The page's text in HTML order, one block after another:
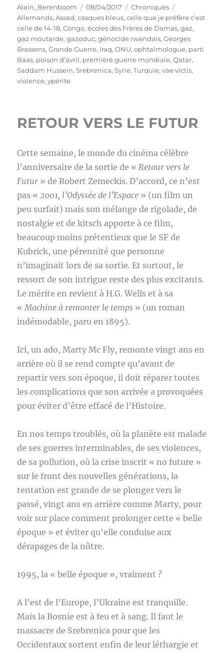
Auteur
Alain_Berenboom
Publié
le
08/04/2017 Catégories
Chroniques
Allemands,Assad,casques bleus,celle que je préfère c’est
celle de 14-18,Congo,écoles des Frères de Damas,gaz,
gaz moutarde,gazoduc,génocide rwandais,Georges
Brassens,Grande Guerre, Iraq,ONU,ophtalmologue, parti
Baas, poison d’avril, première guerre mondiale,Qatar,
Saddam Hussein,Srebrenica,Syrie,Turquie,vae victis,
violence,ypérite
RETOUR VERS LE FUTUR
Cette semaine, le monde du cinéma célèbre
l’anniversaire de la sortie de « Retour vers le
Futur » de Robert Zemeckis. D’accord, ce n’est
pas «2001, l’Odyssée de l’Espace » (un film un
peu surfait) mais son mélange de rigolade, de
nostalgie et de kitsch apporte à ce film,
beaucoup moins prétentieux que le SF de
Kubrick, une pérennité que personne
n’imaginait lors de sa sortie. Et surtout, le
ressort de son intrigue reste des plus excitants.
Le mérite en revient à H.G. Wells et à sa
«Machine à remonter le temps » (un roman
indémodable, paru en 1895).
Ici, un ado, Marty Mc Fly, remonte vingt ans en
arrière où il se rend compte qu’avant de
repartir vers son époque, il doit réparer toutes
les complications que son arrivée a provoquées
pour éviter d’être effacé de l’Histoire.
En nos temps troublés, où la planète est malade
de ses guerres interminables, de ses violences,
de sa pollution, où la crise inscrit « no future »
sur le front des nouvelles générations, la
tentation est grande de se plonger vers le
passé, vingt ans en arrière comme Marty, pour
voir sur place comment prolonger cette « belle
époque » et éviter qu’elle conduise aux
dérapages de la nôtre.
1995, la « belle époque », vraiment ?
A l’est de l’Europe, l’Ukraine est tranquille.
Mais la Bosnie est à feu et à sang. Il faut le
massacre de Srebrenica pour que les
Occidentaux sortent enfin de leur léthargie et